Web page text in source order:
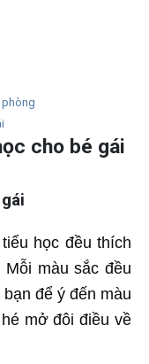
phòng
cho bé gái
học đều thích
màu sắc đều
để ý đến màu
mở đôi điều về